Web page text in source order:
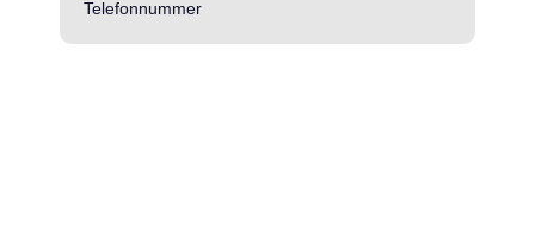
Telefonnummer